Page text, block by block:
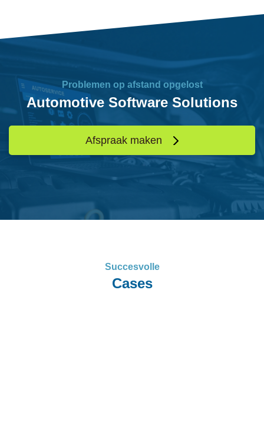
Problemen op afstand opgelost
Automotive Software Solutions
Afspraak maken
Succesvolle
Cases